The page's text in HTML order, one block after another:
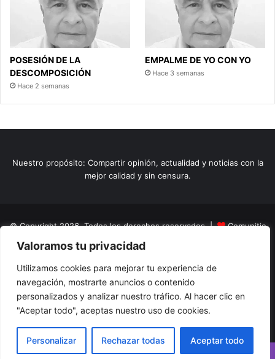
Valoramos tu privacidad
Utilizamos cookies para mejorar tu experiencia de
navegación, mostrarte anuncios o contenido
personalizados y analizar nuestro tráfico. Al hacer clic en
"Aceptar todo", aceptas nuestro uso de cookies.
Personalizar Rechazar todas Aceptar todo
POSESIÓN DE LA
DESCOMPOSICIÓN
Hace 2 semanas
EMPALME DE YO CON YO
Hace 3 semanas
Nuestro propósito: Compartir opinión, actualidad y noticias con la
mejor calidad y sin censura.
© Copyright 2026, Todos los derechos reservados |
Comunitic
SAS BICNit 901228106
Home
Actualidad Variedades Opinion Turismo
El Tinteadero
Caricaturas Reportajes
FacebookYouTubeInstagram